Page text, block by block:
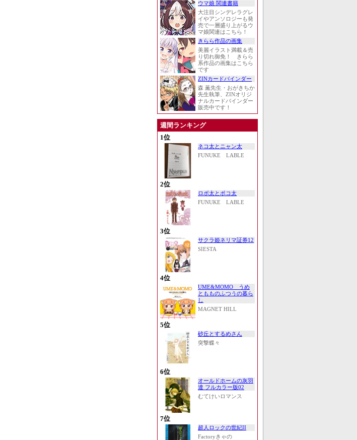
ウマ娘 関連書籍
大注目シンデレラグレ
イやアンソロジーも発
売で一層盛り上がるウ
マ娘関連はこちら！
きらら作品の画集
美麗イラスト満載＆売
り切れ御免！ きらら
系作品の画集はこちら
です
ZINカードバインダー
森 薫先生・おがきちか
先生執筆、ZINオリジ
ナルカードバインダー
販売中です！
週間ランキング
1位
ネコ太とニャン太
FUNUKE LABLE
2位
ロボ太とポコ太
FUNUKE LABLE
3位
サクラ姫ネリマ証券12
SIESTA
4位
UME&MOMO うめ
ともものふつうの暮ら
し
MAGNET HILL
5位
砂丘とするめさん
突撃蝶々
6位
オールドホームの灰羽
達 フルカラー版02
むてけいロマンス
7位
超人ロックの世紀II
Factoryきゃの